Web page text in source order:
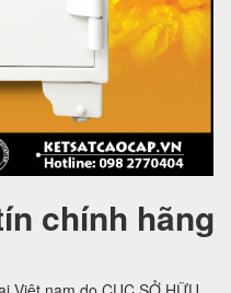
chính hãng